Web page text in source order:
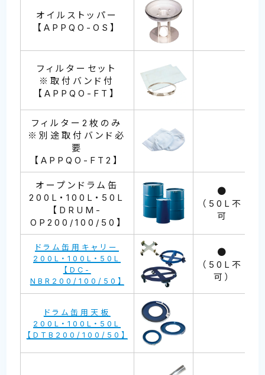
オイルストッパー
【APPQO-OS】
フィルターセット
※取付バンド付
【APPQO-FT】
フィルター2枚のみ
※別途取付バンド必
要
【APPQO-FT2】
オープンドラム缶
200L・100L・50L
【DRUM-
OP200/100/50】
●
（50L不
可
ドラム缶用キャリー
200L・100L・50L
【DC-
NBR200/100/50】
●
（50L不
可）
ドラム缶用天板
200L・100L・50L
【DTB200/100/50】